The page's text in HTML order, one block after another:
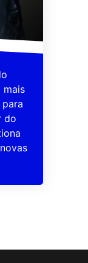
mais
do